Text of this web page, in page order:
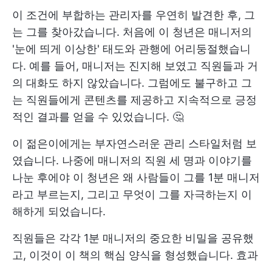
이 조건에 부합하는 관리자를 우연히 발견한 후, 그
는 그를 찾아갔습니다. 처음에 이 청년은 매니저의
'눈에 띄게 이상한' 태도와 관행에 어리둥절했습니
다. 예를 들어, 매니저는 진지해 보였고 직원들과 거
의 대화도 하지 않았습니다. 그럼에도 불구하고 그
는 직원들에게 콘텐츠를 제공하고 지속적으로 긍정
적인 결과를 얻을 수 있었습니다. 🤔
이 젊은이에게는 부자연스러운 관리 스타일처럼 보
였습니다. 나중에 매니저의 직원 세 명과 이야기를
나눈 후에야 이 청년은 왜 사람들이 그를 1분 매니저
라고 부르는지, 그리고 무엇이 그를 자극하는지 이
해하게 되었습니다.
직원들은 각각 1분 매니저의 중요한 비밀을 공유했
고, 이것이 이 책의 핵심 양식을 형성했습니다. 효과